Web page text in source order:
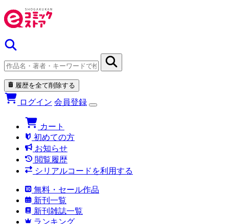
履歴を全て削除する
ログイン 会員登録
カート
初めての方
お知らせ
閲覧履歴
シリアルコードを利用する
無料・セール作品
新刊一覧
新刊雑誌一覧
ランキング